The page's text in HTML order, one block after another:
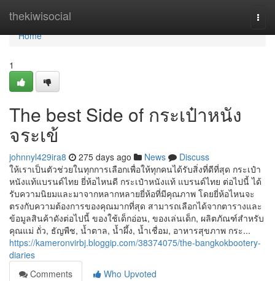
thekiwisocial
Home
Home
1
The best Side of กระเป๋าหนัง
จระเข้
johnnyl429ira8 275 days ago News
Discuss
ให้เราเป็นตัวช่วยในทุกการเลือกเพื่อให้ทุกคนได้รับสิ่งที่ดีที่สุด กระเป๋า
หนังแท้แบรนด์ไทย ยี่ห้อไหนดี กระเป๋าหนังแท้ แบรนด์ไทย ต่อไปนี้ ได้
รับความนิยมและมาจากหลากหลายยี่ห้อที่มีคุณภาพ โดยยี่ห้อไหนจะ
ตรงกับความต้องการของคุณมากที่สุด สามารถเลือกได้จากตารางและ
ข้อมูลสินค้าดังต่อไปนี้ ของใช้เด็กอ่อน, ของเล่นเด็ก, ผลิตภัณฑ์สำหรับ
คุณแม่ ถั่ว, ธัญพืช, น้ำตาล, น้ำผึ้ง, น้ำเชื่อม, อาหารสุขภาพ กระ...
https://kameronvirbj.bloggip.com/38374075/the-bangkokbootery-
diaries
Comments
Who Upvoted